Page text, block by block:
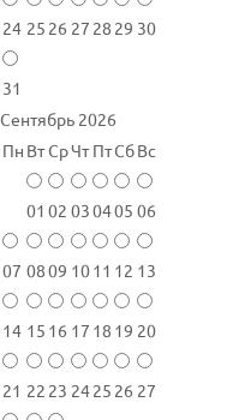
24 25 26 27 28 29 30
31
Сентябрь 2026
Пн ВтСрЧт ПтСбВс
01 02 030405 06
07 0809 1011 12 13
14 15 16 17 18 19 20
21 22 23 2425 26 27